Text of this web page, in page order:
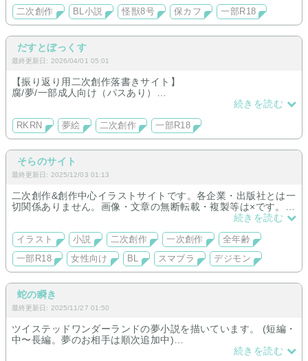
二次創作 BL小説 怪獣8号 保カフ 一部R18
だすとぼっくす
最終更新日: 2026/04/01 05:01
【振り返り用二次創作落書きサイト】
腐/夢/一部成人向け（パスあり）
五年中心の六年、教師、水軍など
他ジャンルにも多数手を出してます。
続きを読む
RKRN 夢絵 二次創作 一部R18
そらのサイト
最終更新日: 2025/12/03 01:13
二次創作&創作中心イラストサイトです。各企業・出版社とは一
切関係ありません。画像・文章の無断転載・複製等は×です。主
なジャンル : ポケモン・妖怪ウォッチ・八犬伝・デジモン・ヒ
刃・約束のネバーランド、ソードアートオンラインなど色々。
個人サイトです。
続きを読む
イラスト 小説 二次創作 一次創作
全年齢
一部R18
女性向け BL スマブラ デジモン
蛇の瞬き
最終更新日: 2025/11/27 01:50
ツイステッドワンダーランドの夢小説を描いています。 (短編・
中〜長編。夢のお相手は順次追加中)
続きを読む